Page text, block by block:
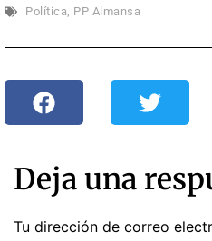
Política, PP Almansa
Deja una
Tu dirección de correo